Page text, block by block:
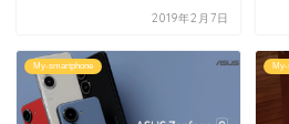
2019年2月7日
My-smartphone My-